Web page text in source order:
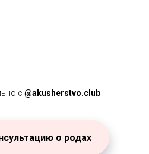
с @akusherstvo.club
о родах